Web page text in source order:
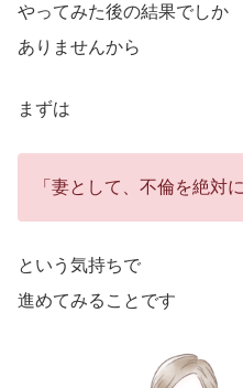
やってみた後の結果でしか
ありませんから
まずは
「妻として、不倫を絶対
という気持ちで
進めてみることです